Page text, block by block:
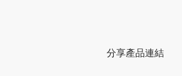
分享產品連結